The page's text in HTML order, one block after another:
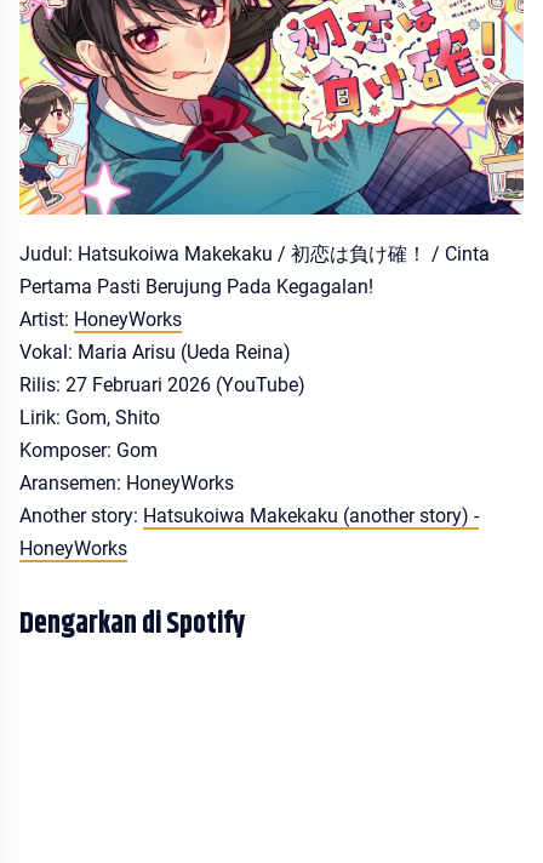
Judul: Hatsukoiwa Makekaku / 初恋は負け確！ / Cinta
Pertama Pasti Berujung Pada Kegagalan!
Artist: HoneyWorks
Vokal: Maria Arisu (Ueda Reina)
Rilis: 27 Februari 2026 (YouTube)
Lirik: Gom, Shito
Komposer: Gom
Aransemen: HoneyWorks
Another story: Hatsukoiwa Makekaku (another story) -
HoneyWorks
Dengarkan di Spotify